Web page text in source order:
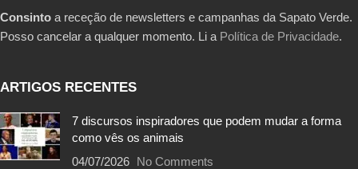
Consinto a receção de newsletters e campanhas da Sapato Verde.
Posso cancelar a qualquer momento. Li a Política de Privacidade.
ARTIGOS RECENTES
7 discursos inspiradores que podem mudar a forma
como vês os animais
04/07/2026 No Comments